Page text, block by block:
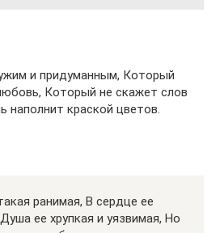
и придуманным, Который
Который не скажет слов
наполнит краской цветов.
ранимая, В сердце ее
ее хрупкая и уязвимая, Но